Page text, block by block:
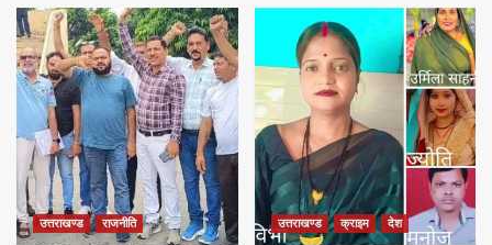
उत्तराखण्ड राजनीति उत्तराखण्ड क्राइम देश